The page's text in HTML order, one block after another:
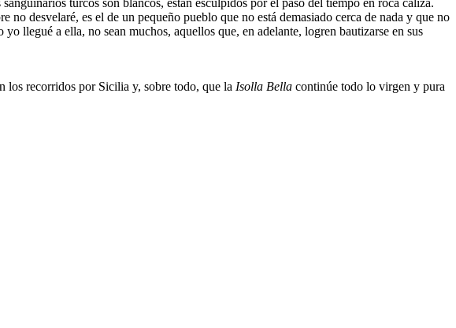
desvelaré, es el de un pequeño pueblo que no está demasiado cerca de nada y que no
llegué a ella, no sean muchos, aquellos que, en adelante, logren bautizarse en sus
los recorridos por Sicilia y, sobre todo, que la Isolla Bella continúe todo lo virgen y pura